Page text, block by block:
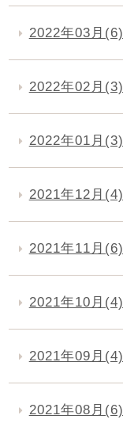
2022年03月(6)
2022年02月(3)
2022年01月(3)
2021年12月(4)
2021年11月(6)
2021年10月(4)
2021年09月(4)
2021年08月(6)